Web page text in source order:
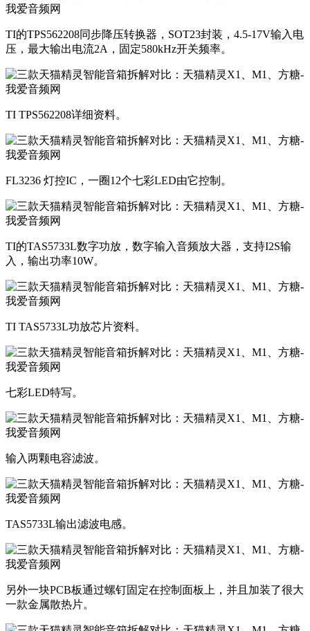
​TI的TPS562208同步降压转换器，SOT23封装，4.5-17V输入电
压，最大输出电流2A，固定580kHz开关频率。
​​TI TPS562208详细资料。
​FL3236 灯控IC，一圈12个七彩LED由它控制。
​TI的TAS5733L数字功放，数字输入音频放大器，支持I2S输
入，输出功率10W。
​TI TAS5733L功放芯片资料。
​七彩LED特写。
​输入两颗电容滤波。
​TAS5733L输出滤波电感。​
​另外一块PCB板通过螺钉固定在控制面板上，并且加装了很大
一款金属散热片。